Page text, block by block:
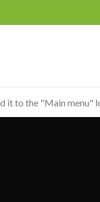
it to the "Main menu"